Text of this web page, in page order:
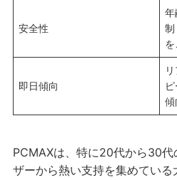
安全性
年
制
を
即日傾向
傾
PCMAXは、特に20代から30
ザーから熱い支持を集めてい